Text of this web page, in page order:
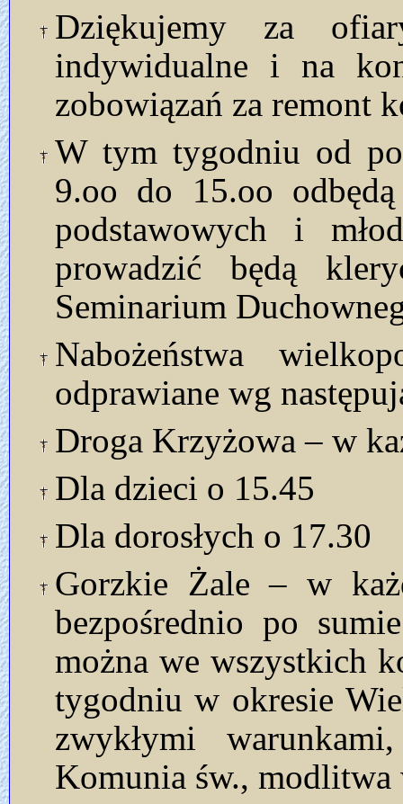
Dziękujemy za
indywidualne i na
zobowiązań za remont
W tym tygodniu od
9.oo do 15.oo
podstawowych i
prowadzić będą
Seminarium
Nabożeństwa
odprawiane wg
Droga Krzyżowa – w
Dla dzieci o 15.45
Dla dorosłych o 17.30
Gorzkie Żale – w
bezpośrednio po
można we wszystkich
tygodniu w okresie
zwykłymi
Komunia św., modlitwa